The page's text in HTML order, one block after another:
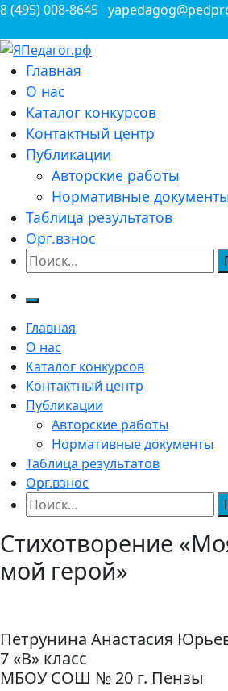
Перейти
содержимому
8 (495) 008-8645
ЯПедагог.рф
Всероссийские конкурсы для
Главная
О нас
Каталог конкурсов
Контактный центр
Публикации
Авторские работы
Нормативные
Таблица результатов
Орг.взнос
Найти:
Главная
О нас
Каталог конкурсов
Контактный центр
Публикации
Авторские работы
Нормативные документы
Таблица результатов
Орг.взнос
Найти:
Стихотворение
мой герой»
Петрунина Анастасия
7 «В» класс
МБОУ СОШ № 20 г. Пензы